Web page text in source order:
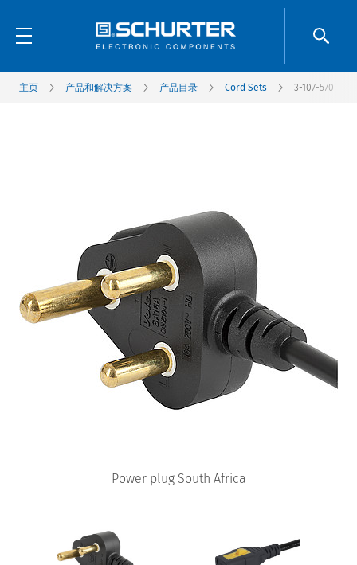
主页 产品和解决方案 产品目录 Cord Sets 3-107-570
Power plug South Africa